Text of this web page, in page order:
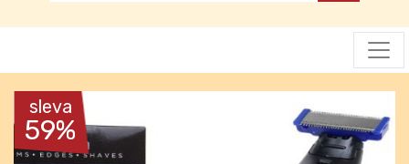
sleva
59%